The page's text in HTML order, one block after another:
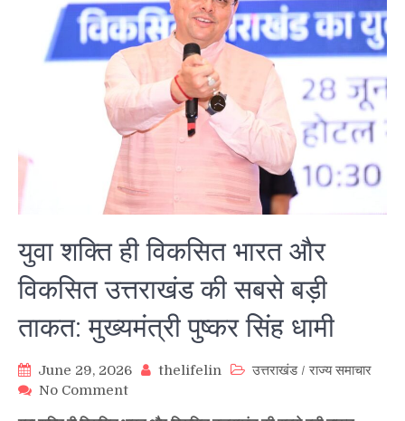
युवा शक्ति ही विकसित भारत और
विकसित उत्तराखंड की सबसे बड़ी
ताकत: मुख्यमंत्री पुष्कर सिंह धामी
June 29, 2026 thelifelin उत्तराखंड/राज्य समाचार
No Commenton